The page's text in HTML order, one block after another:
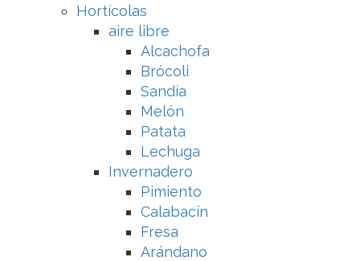
Hortícolas
aire libre
Alcachofa
Brócoli
Sandía
Melón
Patata
Lechuga
Invernadero
Pimiento
Calabacín
Fresa
Arándano